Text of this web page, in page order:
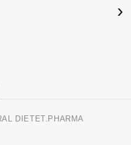
›
DIETET.PHARMA